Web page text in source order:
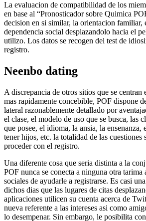
La evaluacion de compatibilidad de los
en base al “Pronosticador sobre Quimica
decision en si similar, la orientacion familiar,
dependencia social desplazandolo hacia el
utilizo. Los datos se recogen del test de
registro.
Neenbo dating
A discrepancia de otros sitios que se centran
mas rapidamente concebible, POF dispone
lateral razonablemente detallado por
el clase, el modelo de uso que se busca, las
que posee, el idioma, la ansia, la ensenanza,
tener hijos, etc. la totalidad de las cuestiones
proceder con el registro.
Una diferente cosa que seri­a distinta a la
POF nunca se conecta a ninguna otra tarima
sociales de ayudarle a registrarse. Es casi
dichos dias que las lugares de citas
aplicaciones utilicen su cuenta acerca de
nueva referente a las intereses asi­ como
lo desempenar. Sin embargo, le posibilita